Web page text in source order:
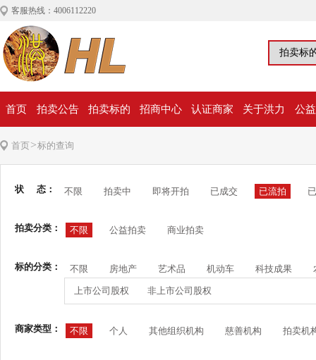
客服热线：4006112220
首页 拍卖公告 拍卖标的 招商中心 认证商家 关于洪力 公
首页>标的查询
状 态： 不限 拍卖中 即将开拍 已成交 已流拍
拍卖分类： 不限 公益拍卖 商业拍卖
标的分类： 不限 房地产 艺术品 机动车 科技成果
上市公司股权 非上市公司股权
商家类型： 不限 个人 其他组织机构 慈善机构 拍卖机